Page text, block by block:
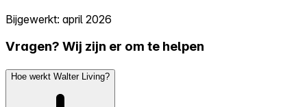
Bijgewerkt: april 2026
Vragen? Wij zijn er om te helpen
Hoe werkt Walter Living?